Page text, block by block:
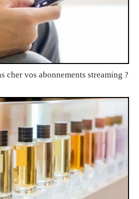
cher vos abonnements streaming ?